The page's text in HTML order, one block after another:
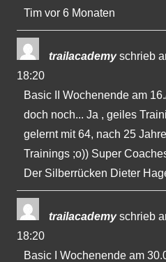
Tim vor 6 Monaten
trailacademy schrieb
18:20
Basic II Wochenende am
doch noch... Ja , geiles
gelernt mit 64, nach 25
Trainings ;o)) Super
Der Silberrücken Dieter
trailacademy schrieb
18:20
Basic I Wochenende am